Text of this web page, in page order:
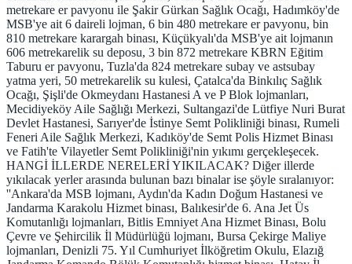
metrekare er pavyonu ile Şakir Gürkan Sağlık Ocağı, Hadımköy'de
MSB'ye ait 6 daireli lojman, 6 bin 480 metrekare er pavyonu, bin
810 metrekare karargah binası, Küçükyalı'da MSB'ye ait lojmanın
606 metrekarelik su deposu, 3 bin 872 metrekare KBRN Eğitim
Taburu er pavyonu, Tuzla'da 824 metrekare subay ve astsubay
yatma yeri, 50 metrekarelik su kulesi, Çatalca'da Binkılıç Sağlık
Ocağı, Şişli'de Okmeydanı Hastanesi A ve P Blok lojmanları,
Mecidiyeköy Aile Sağlığı Merkezi, Sultangazi'de Lütfiye Nuri Burat
Devlet Hastanesi, Sarıyer'de İstinye Semt Polikliniği binası, Rumeli
Feneri Aile Sağlık Merkezi, Kadıköy'de Semt Polis Hizmet Binası
ve Fatih'te Vilayetler Semt Polikliniği'nin yıkımı gerçekleşecek.
HANGİ İLLERDE NERELERİ YIKILACAK? Diğer illerde
yıkılacak yerler arasında bulunan bazı binalar ise şöyle sıralanıyor:
''Ankara'da MSB lojmanı, Aydın'da Kadın Doğum Hastanesi ve
Jandarma Karakolu Hizmet binası, Balıkesir'de 6. Ana Jet Üs
Komutanlığı lojmanları, Bitlis Emniyet Ana Hizmet Binası, Bolu
Çevre ve Şehircilik İl Müdürlüğü lojmanı, Bursa Çekirge Maliye
lojmanları, Denizli 75. Yıl Cumhuriyet İlköğretim Okulu, Elazığ